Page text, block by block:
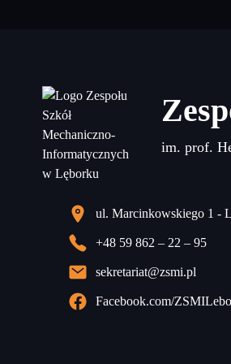
im. prof.
ul. Marcinkowskiego 1 -
+48 59 862 – 22 – 95
sekretariat@zsmi.pl
Facebook.com/